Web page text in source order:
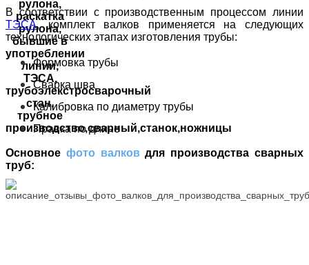
В соответствии с производственным процессом линии
ТЭСА, комплект валков применяется на следующих
технологических этапах изготовления трубы:
Формовка трубы
Сварка шва
Калибровка по диаметру трубы
Правка по длине
Основное фото валковдля производства сварных
труб: